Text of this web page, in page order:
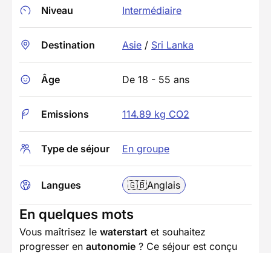
Niveau Intermédiaire
Destination Asie / Sri Lanka
Âge De 18 - 55 ans
Emissions 114.89 kg CO2
Type de séjour En groupe
Langues 🇬🇧Anglais
En quelques mots
Vous maîtrisez le waterstart et souhaitez
progresser en autonomie ? Ce séjour est conçu